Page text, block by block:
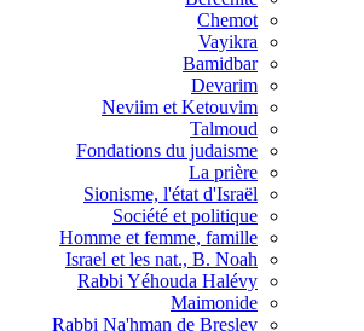
Chemot
Vayikra
Bamidbar
Devarim
Neviim et Ketouvim
Talmoud
Fondations du judaisme
La prière
Sionisme, l'état d'Israël
Société et politique
Homme et femme, famille
Israel et les nat., B. Noah
Rabbi Yéhouda Halévy
Maimonide
Rabbi Na'hman de Breslev